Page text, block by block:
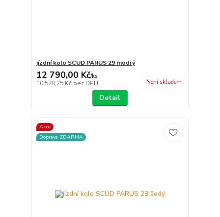
jízdní kolo SCUD PARUS 29 modrý
12 790,00 Kč/ks
10 570,25 Kč bez DPH Není skladem
Detail
Akce
Doprava ZDARMA